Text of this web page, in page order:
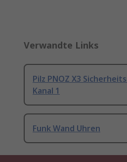
Verwandte Links
Pilz PNOZ X3
Kanal 1
Funk Wand Uhren